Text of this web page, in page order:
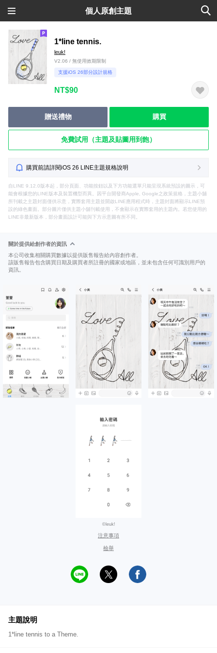
個人原創主題
1*line tennis.
leuk!
V2.06 / 無使用效期限制
支援iOS 26部分設計規格
NT$90
贈送禮物 購買
免費試用（主題及貼圖用到飽）
購買前請詳閱iOS 26 LINE主題規格說明
自LINE 9.12.0版本起，部分頁面、功能按鈕以及下方功能選單只能呈現系統預設的圖示，可
能會根據您的LINE版本及裝置機型而異。因平台開發商Apple, Google之政策規格，主題小舖
所刊載之主題封面僅供示意，實際套用主題並開啟LINE應用程式時，主題封面將顯示LINE預
設的綠色畫面。部分圖片僅供主題小舖刊載使用，不會顯示在實際套用的主題內。若您使用的
LINE非最新版本，部分畫面設計可能與下方示意圖有所不同。
關於提供給創作者的資訊
本公司收集相關購買數據以提供販售報告給內容創作者。
該販售報告包含購買日期及購買者所註冊的國家或地區，並未包含任何可識別用戶的
資訊。
©leuk!
注意事項
檢舉
主題說明
1*line tennis to a Theme.